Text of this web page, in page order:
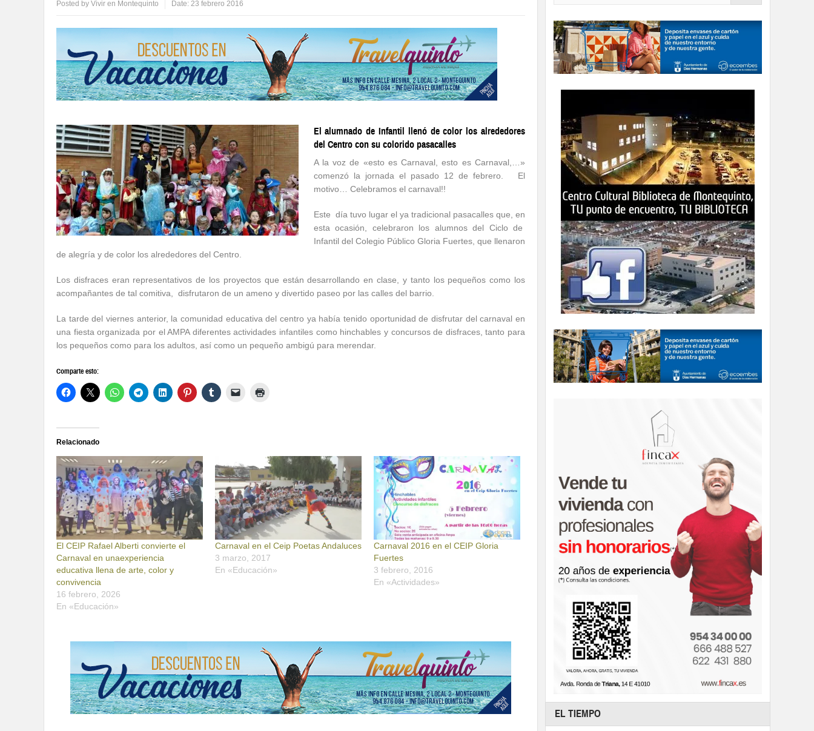
Posted by Vivir en Montequinto Date: 23 febrero 2016
El alumnado de Infantil llenó de color los alrededores
del Centro con su colorido pasacalles
A la voz de «esto es Carnaval, esto es Carnaval,…»
comenzó la jornada el pasado 12 de febrero.
El
motivo… Celebramos el carnaval!!
Este día tuvo lugar el ya tradicional pasacalles que, en
esta ocasión, celebraron los alumnos del Ciclo de
Infantil del Colegio Público Gloria Fuertes, que llenaron
de alegría y de color los alrededores del Centro.
Los disfraces eran representativos de los proyectos que están desarrollando en clase, y tanto los pequeños como los
acompañantes de tal comitiva,
disfrutaron de un ameno y divertido paseo por las calles del barrio.
La tarde del viernes anterior, la comunidad educativa del centro ya había tenido oportunidad de disfrutar del carnaval en
una fiesta organizada por el AMPA diferentesactividades infantiles como hinchables y concursos de disfraces, tanto para
los pequeños como para los adultos, así como un pequeño ambigú para merendar.
Comparte esto:
Relacionado
El CEIP Rafael Alberti convierte el
Carnaval en unaexperiencia
educativa llena de arte, color y
convivencia
16 febrero, 2026
En «Educación»
Carnaval en el Ceip Poetas Andaluces
3 marzo, 2017
En «Educación»
Carnaval 2016 en el CEIP Gloria
Fuertes
3 febrero, 2016
En «Actividades»
EL TIEMPO